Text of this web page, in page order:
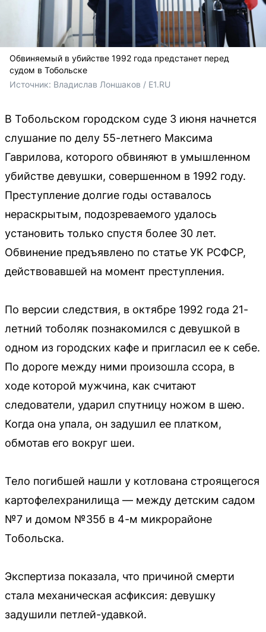
Обвиняемый в убийстве 1992 года предстанет перед
судом в Тобольске
Источник: Владислав Лоншаков / E1.RU
В Тобольском городском суде 3 июня начнется
слушание по делу 55-летнего Максима
Гаврилова, которого обвиняют в умышленном
убийстве девушки, совершенном в 1992 году.
Преступление долгие годы оставалось
нераскрытым, подозреваемого удалось
установить только спустя более 30 лет.
Обвинение предъявлено по статье УК РСФСР,
действовавшей на момент преступления.
По версии следствия, в октябре 1992 года 21-
летний тоболяк познакомился с девушкой в
одном из городских кафе и пригласил ее к себе.
По дороге между ними произошла ссора, в
ходе которой мужчина, как считают
следователи, ударил спутницу ножом в шею.
Когда она упала, он задушил ее платком,
обмотав его вокруг шеи.
Тело погибшей нашли у котлована строящегося
картофелехранилища — между детским садом
№7 и домом №35б в 4-м микрорайоне
Тобольска.
Экспертиза показала, что причиной смерти
стала механическая асфиксия: девушку
задушили петлей-удавкой.